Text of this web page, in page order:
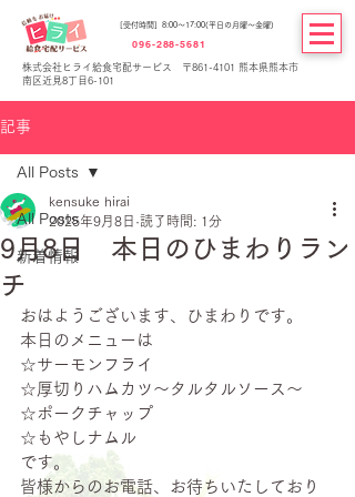
[受付時間] 8:00～17:00(平日の月曜～金曜)
096-288-5681
株式会社ヒライ給食宅配サービス 〒861-4101 熊本県熊本市
南区近見8丁目6-101
記事
All Posts
新着情報
All Posts
9月8日 本日のひまわりラン
チ
kensuke hirai
2025年9月8日 読了時間: 1分
おはようございます、ひまわりです。
本日のメニューは
☆サーモンフライ
☆厚切りハムカツ～タルタルソース～
☆ポークチャップ
☆もやしナムル
です。
皆様からのお電話、お待ちいたしており